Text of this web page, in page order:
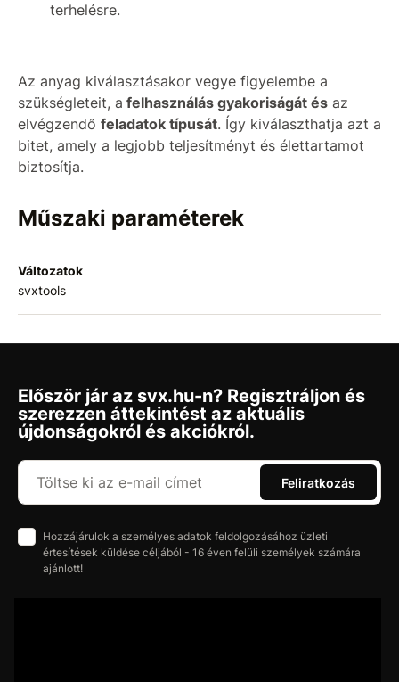
terhelésre.
Az anyag kiválasztásakor vegye figyelembe a
szükségleteit, a felhasználás gyakoriságát és az
elvégzendő feladatok típusát. Így kiválaszthatja azt a
bitet, amely a legjobb teljesítményt és élettartamot
biztosítja.
Műszaki paraméterek
Változatok
svxtools
Először jár az svx.hu-n? Regisztráljon és
szerezzen áttekintést az aktuális
újdonságokról és akciókról.
Feliratkozás
Hozzájárulok a személyes adatok feldolgozásához üzleti
értesítések küldése céljából - 16 éven felüli személyek számára
ajánlott!